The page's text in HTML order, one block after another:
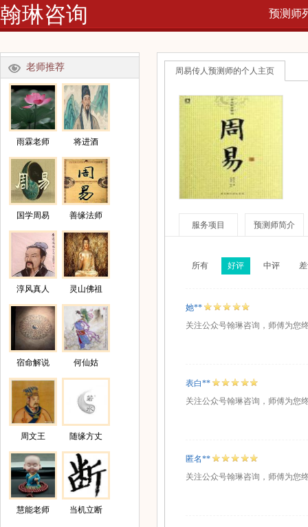
翰琳咨询
预测师
周易传人预测师的个人主页
服务项目 预测师简介
所有 好评 中评
她**
关注公众号翰琳咨询，师傅为您
表白**
关注公众号翰琳咨询，师傅为您
匿名**
关注公众号翰琳咨询，师傅为您
老师推荐
雨霖老师 将进酒
国学周易 善缘法师
淳风真人 灵山佛祖
宿命解说 何仙姑
周文王 随缘方丈
慧能老师 当机立断